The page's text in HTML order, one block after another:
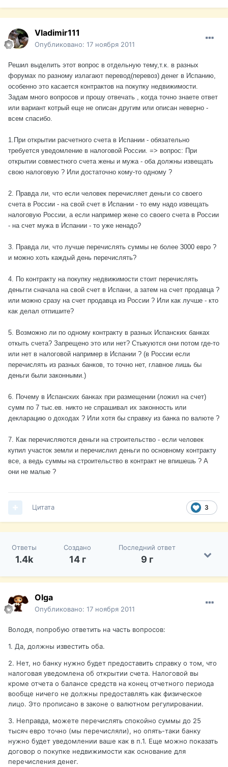
Vladimir111
Опубликовано: 17 ноября 2011
Решил выделить этот вопрос в отдельную тему,т.к. в разных
форумах по разному излагают перевод(перевоз) денег в Испанию,
особенно это касается контрактов на покупку недвижимости.
Задам много вопросов и прошу отвечать , когда точно знаете ответ
или вариант котрый еще не описан другим или описан неверно -
всем спасибо.
1.При открытии расчетного счета в Испании - обязательно
требуется уведомление в налоговой России. => вопрос: При
открытии совместного счета жены и мужа - оба должны извещать
свою налоговую ? Или достаточно кому-то одному ?
2. Правда ли, что если человек перечисляет деньги со своего
счета в России - на свой счет в Испании - то ему надо извещать
налоговую России, а если например жене со своего счета в России
- на счет мужа в Испании - то уже ненадо?
3. Правда ли, что лучше перечислять суммы не более 3000 евро ?
и можно хоть каждый день перечислять?
4. По контракту на покупку недвижимости стоит перечислять
деньгги сначала на свой счет в Испани, а затем на счет продавца ?
или можно сразу на счет продавца из России ? Или как лучше - кто
как делал отпишите?
5. Возможно ли по одному контракту в разных Испанских банках
откыть счета? Запрещено это или нет? Стыкуются они потом где-то
или нет в налоговой например в Испании ? (в России если
перечислять из разных банков, то точно нет, главное лишь бы
деньги были законными.)
6. Почему в Испанских банках при размещении (ложил на счет)
сумм по 7 тыс.ев. никто не спрашивал их законность или
декларацию о доходах ? Или хотя бы справку из банка по валюте ?
7. Как перечисляются деньги на строительство - если человек
купил участок земли и перечислил деньги по основному контракту
все, а ведь суммы на строительство в контракт не впишешь ? А
они не малые ?
3
Цитата
Ответы
1.4k
Создано
14 г
Последний ответ
9 г
Olga
Опубликовано: 17 ноября 2011
Володя, попробую ответить на часть вопросов:
1. Да, должны известить оба.
2. Нет, но банку нужно будет предоставить справку о том, что
налоговая уведомлена об открытии счета. Налоговой вы
кроме отчета о балансе средств на конец отчетного периода
вообще ничего не должны предоставлять как физическое
лицо. Это прописано в законе о валютном регулировании.
3. Неправда, можете перечислять спокойно суммы до 25
тысяч евро точно (мы перечисляли), но опять-таки банку
нужно будет уведомлении ваше как в п.1. Еще можно показать
договор о покупке недвижимости как основание для
перечисления денег.